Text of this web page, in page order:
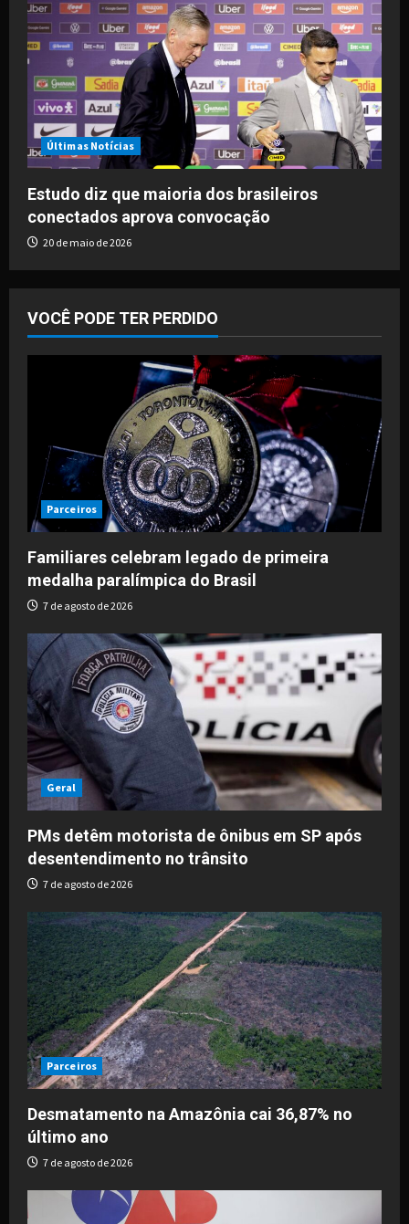
Últimas Notícias
Estudo diz que maioria dos brasileiros
conectados aprova convocação
20 de maio de 2026
VOCÊ PODE TER PERDIDO
Parceiros
Familiares celebram legado de primeira
medalha paralímpica do Brasil
7 de agosto de 2026
Geral
PMs detêm motorista de ônibus em SP após
desentendimento no trânsito
7 de agosto de 2026
Parceiros
Desmatamento na Amazônia cai 36,87% no
último ano
7 de agosto de 2026